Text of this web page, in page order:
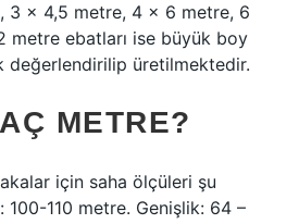
3 x 4,5 metre, 4 x 6 metre, 6
metre ebatları ise büyük boy
değerlendirilip üretilmektedir.
METRE?
için saha ölçüleri şu
100-110 metre. Genişlik: 64 –